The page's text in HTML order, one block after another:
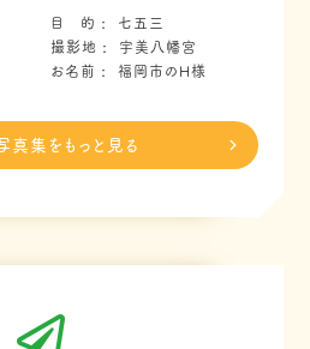
目 的
七五三
撮影地
宇美八幡宮
お名前
福岡市のH様
真集をもっと見る